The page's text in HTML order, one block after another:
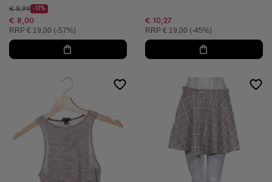
Startpreis:
€ 8,99
Discount Price:
-11%
Reduzierter Preis:
€ 8,00
Unverbindliche Preisempfehlung:
RRP € 19,00 (-57%)
€ 10,27
Unverbindliche Preisempfehlung:
RRP € 19,00 (-45%)